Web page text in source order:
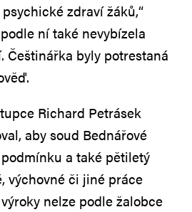
zdraví žáků,“
ní také nevybízela
Češtinářka byly potrestaná
Richard Petrásek
aby soud Bednářové
a také pětiletý
výchovné či jiné práce
nelze podle žalobce